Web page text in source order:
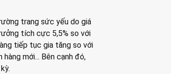
trang sức yếu do giá
tích cực 5,5% so với
tiếp tục gia tăng so với
mới... Bên cạnh đó,